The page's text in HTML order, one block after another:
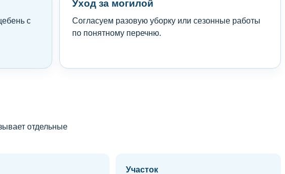
с
Уход за могилой
Согласуем разовую уборку или сезонные работы
по понятному перечню.
отдельные
Участок